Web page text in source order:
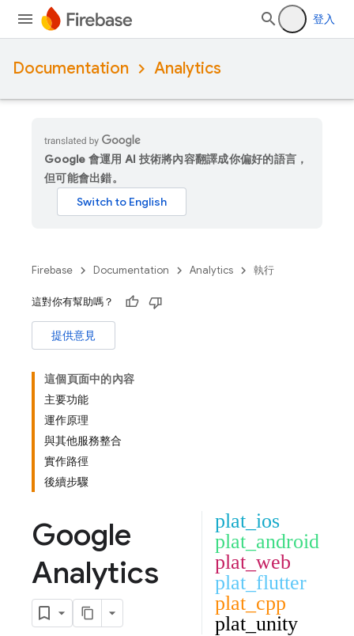
登入
Documentation Analytics
Google 會運用 AI 技術將內容翻譯成你偏好的語言，
但可能會出錯。
Firebase Documentation Analytics 執行
這對你有幫助嗎？
提供意見
這個頁面中的內容
主要功能
運作原理
與其他服務整合
實作路徑
後續步驟
Google
Analytics
plat_ios
plat_android
plat_web
plat_flutter
plat_cpp
plat_unity